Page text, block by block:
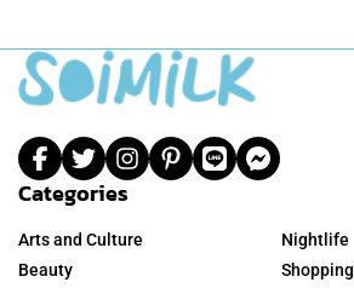
Categories
Arts and Culture
Beauty
Nightlife
Shopping